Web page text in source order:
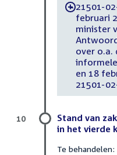
-21501-
februari
minister
over o.a.
en 18
21501-
Stand van
in het vierde
Te behandelen:
10